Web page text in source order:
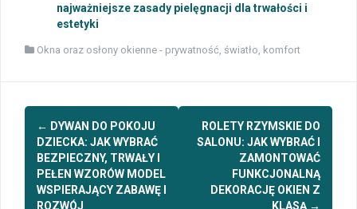
najważniejsze zasady pielęgnacji dla trwałości i
estetyki
Okna oraz osłony okienne - prywatność, światło, komfort
Post
navigation
← DYWAN DO POKOJU
DZIECKA: JAK WYBRAĆ
BEZPIECZNY, TRWAŁY I
PEŁEN WZORÓW MODEL
WSPIERAJĄCY ZABAWĘ I
ROZWÓJ
ROLETY RZYMSKIE DO
SALONU: JAK WYBRAĆ I
ZAMONTOWAĆ
FUNKCJONALNĄ
DEKORACJĘ OKIEN Z
KLASĄ →